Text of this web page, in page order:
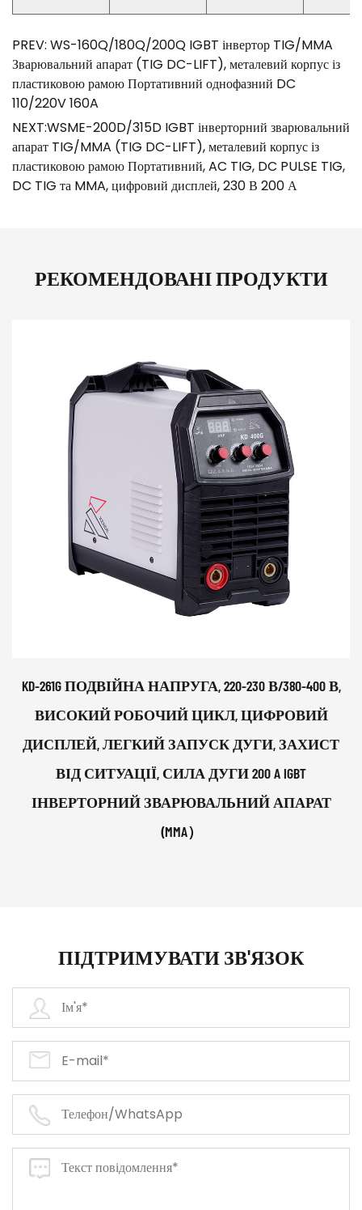
PREV: WS-160Q/180Q/200Q IGBT інвертор TIG/MMA
Зварювальний апарат (TIG DC-LIFT), металевий корпус із
пластиковою рамою Портативний однофазний DC
110/220V 160A
NEXT:WSME-200D/315D IGBT інверторний зварювальний
апарат TIG/MMA (TIG DC-LIFT), металевий корпус із
пластиковою рамою Портативний, AC TIG, DC PULSE TIG,
DC TIG та MMA, цифровий дисплей, 230 В 200 А
РЕКОМЕНДОВАНІ ПРОДУКТИ
KD-261G ПОДВІЙНА НАПРУГА, 220-230 В/380-400 В,
ВИСОКИЙ РОБОЧИЙ ЦИКЛ, ЦИФРОВИЙ
ДИСПЛЕЙ, ЛЕГКИЙ ЗАПУСК ДУГИ, ЗАХИСТ
ВІД СИТУАЦІЇ, СИЛА ДУГИ 200 A IGBT
ІНВЕРТОРНИЙ ЗВАРЮВАЛЬНИЙ АПАРАТ
(MMA）
ПІДТРИМУВАТИ ЗВ'ЯЗОК